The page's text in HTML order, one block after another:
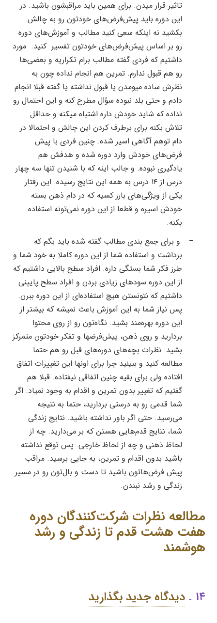
تاثیر قرار میدن. برای همین باید مراقبشون باشید. در
این دوره باید پیش‌فرض‌های خودتون رو به چالش
بکشید نه اینکه سعی کنید مطالب و آموزش‌های دوره
رو بر اساس پیش‌فرض‌های خودتون تفسیر کنید. مورد
داشتیم که فردی گفته مطالب برام تکراریه و بعضی‌ها
رو هم قبول ندارم. تمرین هم انجام نداده چون به
نظرش ساده میومدن یا قبول نداشته یا گفته قبلا انجام
دادم و حتی بلد نبوده سؤال مطرح کنه و این احتمال رو
نداده که شاید خودش داره اشتباه میکنه و حداقل
تلاش بکنه برای برطرف کردن این چالش و احتمالا در
دام توهم آگاهی اسیر شده. چنین فردی با پیش
فرض‌های خودش وارد دوره شده و هدفش هم
یادگیری نبوده. و جالب اینه که با شنیدن تنها سه چهار
درس از ۱۴ درس به همه این نتایج رسیده. این رفتار
یکی از ویژگی‌های بارز کسیه که در دام ذهن بسته
خودش اسیره و قطعا از این دوره نمی‌‌تونه استفاده
بکنه.
–
و برای جمع بندی مطالب گفته شده باید بگم که
برداشت و استفاده شما از این دوره کاملا به خود شما و
طرز فکر شما بستگی داره. افراد سطح بالایی داشتیم که
از این دوره سودهای زیادی بردن و افراد سطح پایینی
داشتیم که نتونستن هیچ استفاده‌ای از این دوره ببرن.
پس نیاز شما به این آموزش باعث نمیشه که بیشتر از
این دوره بهره‌مند بشید. نگاه‌تون رو از روی محتوا
بردارید و روی ذهن، پیش‌فرضها و تفکر خودتون متمرکز
بشید. نظرات بچه‌های دوره‌های قبل رو هم حتما
مطالعه کنید و ببینید چرا برای اونها این تغییرات اتفاق
افتاده ولی برای بقیه چنین اتفاقی نیفتاده. قبلا هم
گفتیم که تغییر بدون تمرین و اقدام به وجود نمیاد. اگر
شما قدمی رو به درستی بردارید، حتما به نتیجه
می‌رسید. حتی اگر باور نداشته باشید. نتایج زندگی
شما، نتایج قدم‌هایی هستن که بر می‌دارید. چه از
لحاظ ذهنی و چه از لحاظ خارجی. پس توقع نداشته
باشید بدون اقدام و تمرین، به جایی برسید. مراقب
پیش فرض‌ها‌تون باشید تا دست و بال‌تون رو در مسیر
زندگی و رشد نبندن.
مطالعه نظرات شرکت‌کنندگان دوره
هفت هشت قدم تا زندگی و رشد
هوشمند
۱۴ دیدگاه. دیدگاه جدید بگذارید